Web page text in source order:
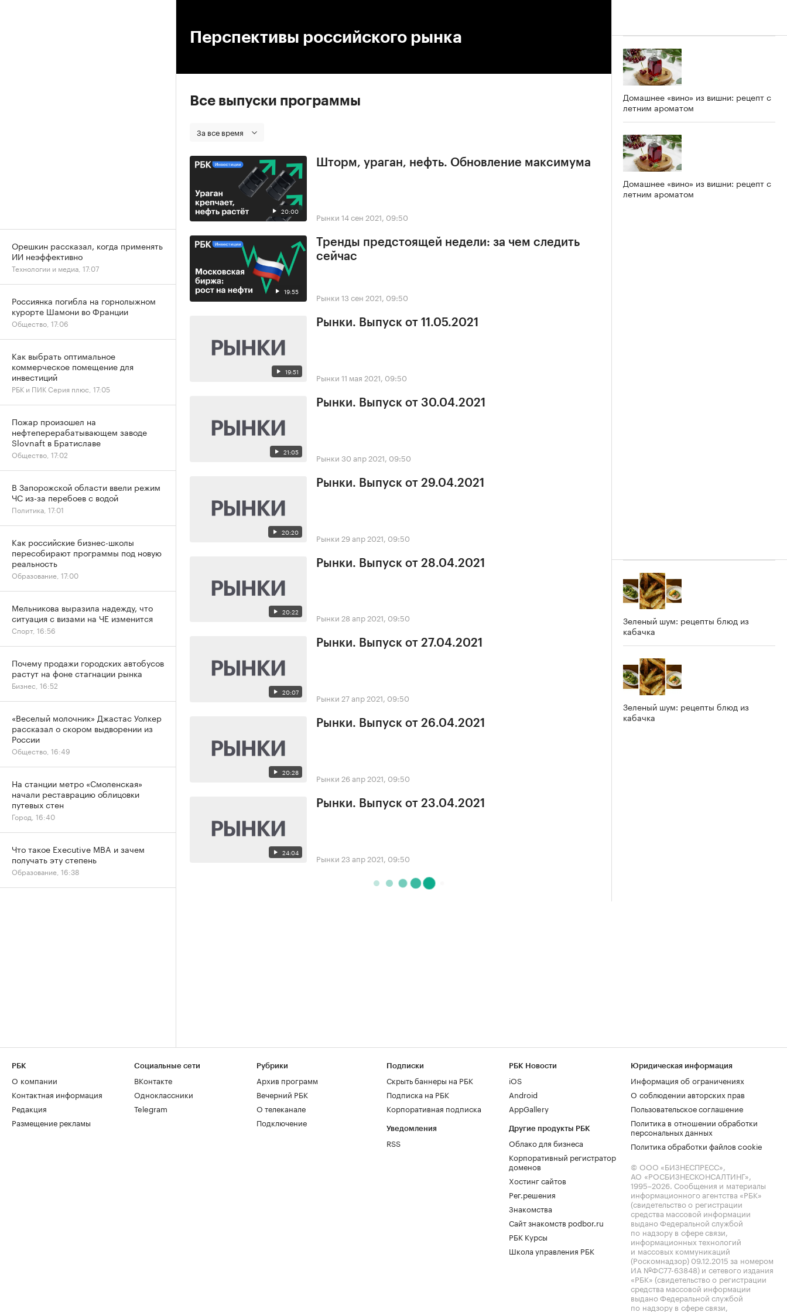
Перспективы российского рынка
Все выпуски программы
За все время
20:00
Шторм, ураган, нефть. Обновление максимума
Рынки 14 сен 2021, 09:50
19:55
Тренды предстоящей недели: за чем следить
сейчас
Рынки 13 сен 2021, 09:50
19:51
Рынки. Выпуск от 11.05.2021
Рынки 11 мая 2021, 09:50
21:05
Рынки. Выпуск от 30.04.2021
Рынки 30 апр 2021, 09:50
20:20
Рынки. Выпуск от 29.04.2021
Рынки 29 апр 2021, 09:50
20:22
Рынки. Выпуск от 28.04.2021
Рынки 28 апр 2021, 09:50
20:07
Рынки. Выпуск от 27.04.2021
Рынки 27 апр 2021, 09:50
20:28
Рынки. Выпуск от 26.04.2021
Рынки 26 апр 2021, 09:50
24:04
Рынки. Выпуск от 23.04.2021
Рынки 23 апр 2021, 09:50
Домашнее «вино» из вишни: рецепт с
летним ароматом
Домашнее «вино» из вишни: рецепт с
летним ароматом
Зеленый шум: рецепты блюд из
кабачка
Зеленый шум: рецепты блюд из
кабачка
Орешкин рассказал, когда применять
ИИ неэффективно
Технологии и медиа, 17:07
Россиянка погибла на горнолыжном
курорте Шамони во Франции
Общество, 17:06
Как выбрать оптимальное
коммерческое помещение для
инвестиций
РБК и ПИК Серия плюс, 17:05
Пожар произошел на
нефтеперерабатывающем заводе
Slovnaft в Братиславе
Общество, 17:02
В Запорожской области ввели режим
ЧС из-за перебоев с водой
Политика, 17:01
Как российские бизнес-школы
пересобирают программы под новую
реальность
Образование, 17:00
Мельникова выразила надежду, что
ситуация с визами на ЧЕ изменится
Спорт, 16:56
Почему продажи городских автобусов
растут на фоне стагнации рынка
Бизнес, 16:52
«Веселый молочник» Джастас Уолкер
рассказал о скором выдворении из
России
Общество, 16:49
На станции метро «Смоленская»
начали реставрацию облицовки
путевых стен
Город, 16:40
Что такое Executive MBA и зачем
получать эту степень
Образование, 16:38
РБК
О компании
Контактная информация
Редакция
Размещение рекламы
Социальные сети
ВКонтакте
Одноклассники
Telegram
Рубрики
Архив программ
Вечерний РБК
О телеканале
Подключение
Подписки
Скрыть баннеры на РБК
Подписка на РБК
Корпоративная подписка
Уведомления
RSS
РБК Новости
iOS
Android
AppGallery
Другие продукты РБК
Облако для бизнеса
Корпоративный регистратор
доменов
Хостинг сайтов
Рег.решения
Знакомства
Сайт знакомств podbor.ru
РБК Курсы
Школа управления РБК
Юридическая информация
Информация об ограничениях
О соблюдении авторских прав
Пользовательское соглашение
Политика в отношении обработки
персональных данных
Политика обработки файлов cookie
© ООО «БИЗНЕСПРЕСС»,
АО «РОСБИЗНЕСКОНСАЛТИНГ»,
1995–2026. Сообщения и материалы
информационного агентства «РБК»
(свидетельство о регистрации
средства массовой информации
выдано Федеральной службой
по надзору в сфере связи,
информационных технологий
и массовых коммуникаций
(Роскомнадзор) 09.12.2015 за номером
ИА №ФС77-63848) и сетевого издания
«РБК» (свидетельство о регистрации
средства массовой информации
выдано Федеральной службой
по надзору в сфере связи,